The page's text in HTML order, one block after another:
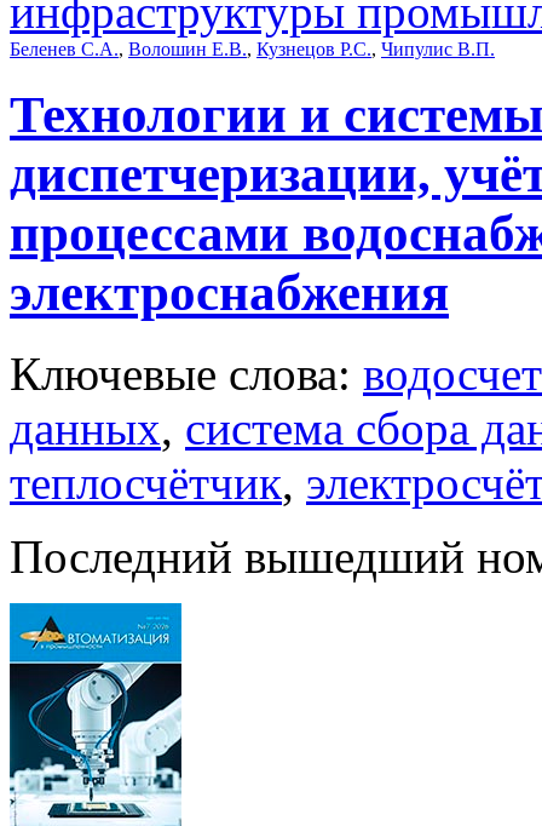
инфраструктуры
Беленев С.А., Волошин Е.В., Кузнецов Р.С., Чипулис В.П.
Технологии и
диспетчеризации,
процессами
электроснабжения
Ключевые слова:
данных, система сбора
теплосчётчик,
Последний вышедший